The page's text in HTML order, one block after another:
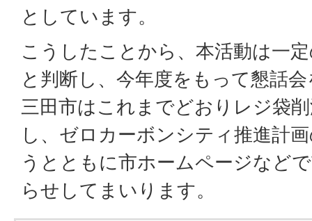
としています。
こうしたことから、本活動は一
と判断し、今年度をもって懇話
三田市はこれまでどおりレジ袋
し、ゼロカーボンシティ推進計
うとともに市ホームページなど
らせしてまいります。